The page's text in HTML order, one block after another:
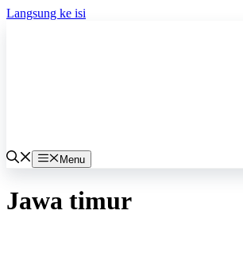
Langsung ke isi
Menu
Jawa timur